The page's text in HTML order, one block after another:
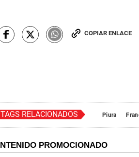
COPIAR ENLACE
TAGS RELACIONADOS Piura